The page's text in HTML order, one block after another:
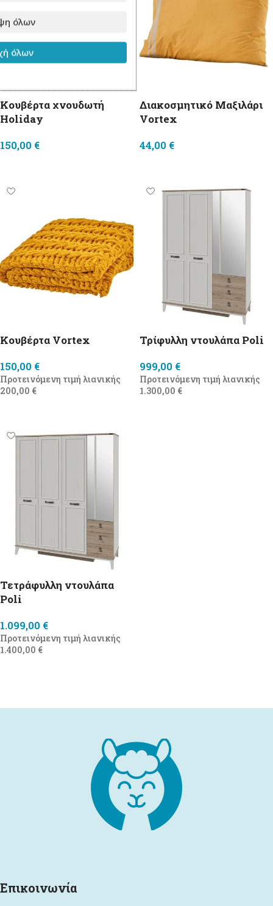
Κουβέρτα χνουδωτή
Holiday
150,00 €
Διακοσμητικό Μαξιλάρι
Vortex
44,00 €
Κουβέρτα Vortex
150,00 €
Προτεινόμενη τιμή λιανικής
200,00 €
Τρίφυλλη ντουλάπα Poli
999,00 €
Προτεινόμενη τιμή λιανικής
1.300,00 €
Τετράφυλλη ντουλάπα
Poli
1.099,00 €
Προτεινόμενη τιμή λιανικής
1.400,00 €
Επικοινωνία
όλων
όλων